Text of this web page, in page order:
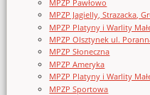
MPZP Pawłowo
MPZP Jagielly, Strazacka,
MPZP Platyny i Warlity
MPZP Olsztynek ul.
MPZP Słoneczna
MPZP Ameryka
MPZP Platyny i Warlity
MPZP Sportowa